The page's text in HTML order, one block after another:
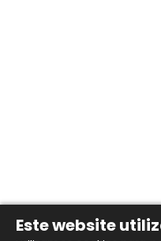
Este website